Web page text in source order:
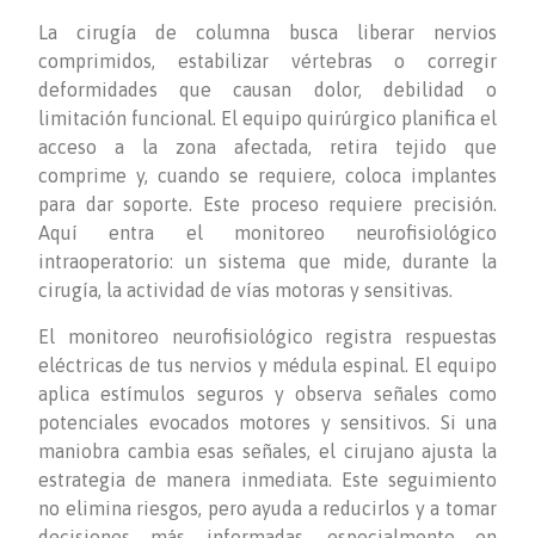
La cirugía de columna busca liberar nervios
comprimidos, estabilizar vértebras o corregir
deformidades que causan dolor, debilidad o
limitación funcional. El equipo quirúrgico planifica el
acceso a la zona afectada, retira tejido que
comprime y, cuando se requiere, coloca implantes
para dar soporte. Este proceso requiere precisión.
Aquí entra el monitoreo neurofisiológico
intraoperatorio: un sistema que mide, durante la
cirugía, la actividad de vías motoras y sensitivas.
El monitoreo neurofisiológico registra respuestas
eléctricas de tus nervios y médula espinal. El equipo
aplica estímulos seguros y observa señales como
potenciales evocados motores y sensitivos. Si una
maniobra cambia esas señales, el cirujano ajusta la
estrategia de manera inmediata. Este seguimiento
no elimina riesgos, pero ayuda a reducirlos y a tomar